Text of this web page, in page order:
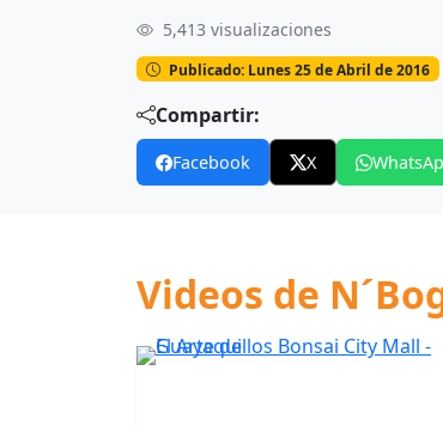
El centro cultural Artisteca
5,413 visualizaciones
Publicado: Lunes 25 de Abril de 2016
Compartir:
Facebook X
Videos de